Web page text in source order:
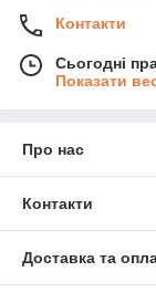
Контакти
Сьогодні
Показати
Про нас
Контакти
Доставка та